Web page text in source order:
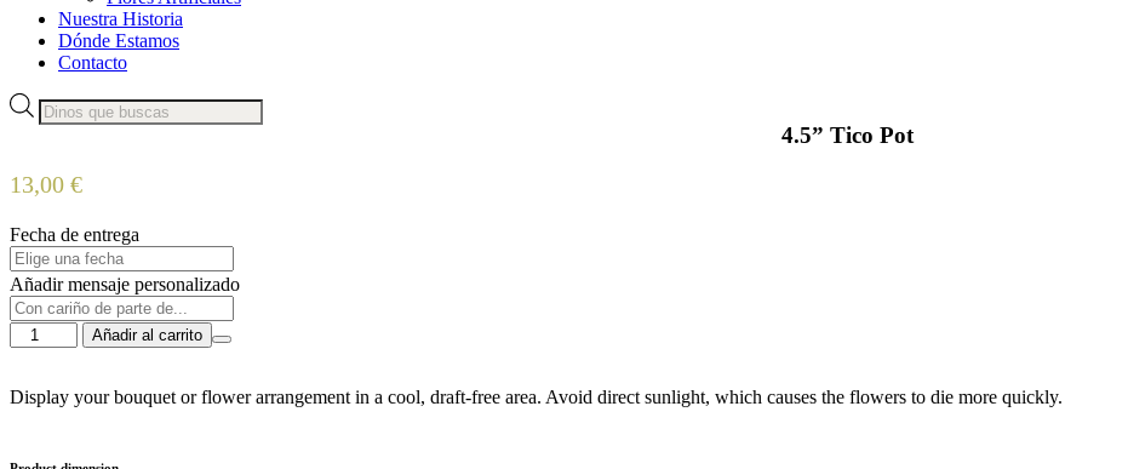
Nuestra Historia
Dónde Estamos
Contacto
Búsqueda
de
4.5” Tico Pot
13,00 €
Fecha de entrega
Añadir mensaje personalizado
4.5''
Tico
cantidad
Añadir al carrito
Display your bouquet or flower arrangement in a cool, draft-free area. Avoid direct sunlight, which causes the flowers to die more quickly.